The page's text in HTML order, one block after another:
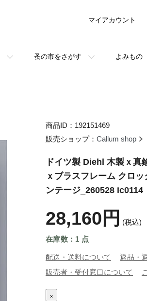
蚤の市をさがす よみもの
マイアカウント
商品ID：192151469
販売ショップ： Callum shop
ドイツ製 Diehl 木製ｘ真
ｘブラスフレーム クロ
ンテージ_260528 ic0114
28,160円 (税込)
在庫数：1 点
配送・送料について
返品・
販売者・受付窓口について
×